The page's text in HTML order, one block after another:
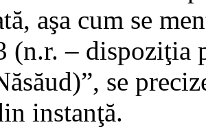
aşa cum se
(n.r. – dispoziţia
se
instanţă.